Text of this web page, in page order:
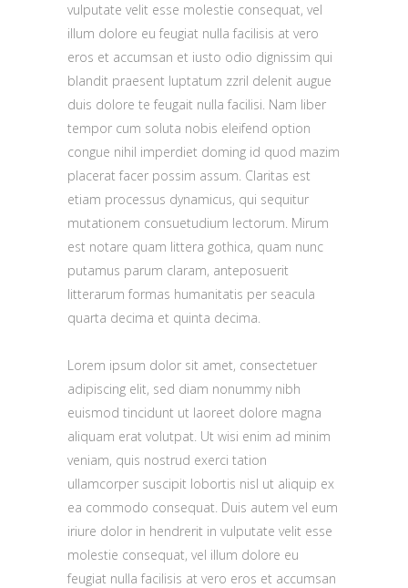
vulputate velit esse molestie consequat, vel
illum dolore eu feugiat nulla facilisis at vero
eros et accumsan et iusto odio dignissim qui
blandit praesent luptatum zzril delenit augue
duis dolore te feugait nulla facilisi. Nam liber
tempor cum soluta nobis eleifend option
congue nihil imperdiet doming id quod mazim
placerat facer possim assum. Claritas est
etiam processus dynamicus, qui sequitur
mutationem consuetudium lectorum. Mirum
est notare quam littera gothica, quam nunc
putamus parum claram, anteposuerit
litterarum formas humanitatis per seacula
quarta decima et quinta decima.
Lorem ipsum dolor sit amet, consectetuer
adipiscing elit, sed diam nonummy nibh
euismod tincidunt ut laoreet dolore magna
aliquam erat volutpat. Ut wisi enim ad minim
veniam, quis nostrud exerci tation
ullamcorper suscipit lobortis nisl ut aliquip ex
ea commodo consequat. Duis autem vel eum
iriure dolor in hendrerit in vulputate velit esse
molestie consequat, vel illum dolore eu
feugiat nulla facilisis at vero eros et accumsan